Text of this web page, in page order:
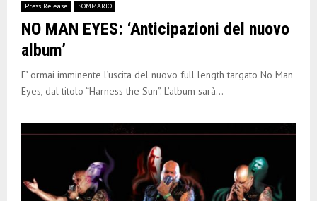
Press Release SOMMARIO
NO MAN EYES: ‘Anticipazioni del nuovo
album’
E’ ormai imminente l’uscita del nuovo full length targato No Man
Eyes, dal titolo “Harness the Sun”. L’album sarà...